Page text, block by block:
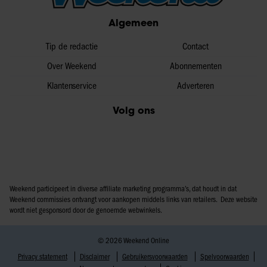
partners kunnen deze gegevens combineren met andere
informatie die u aan ze heeft verstrekt of die ze hebben
gaat akkoord met onze cookies als u onze website blijft
gebruiken.
Algemeen
Tip de redactie
Over Weekend
Klantenservice
Contact
Abonnementen
Adverteren
Volg ons
Weekend participeert in diverse affiliate marketing programma’s, dat houdt in dat
Weekend commissies ontvangt voor aankopen middels links van retailers. Deze website
wordt niet gesponsord door de genoemde webwinkels.
© 2026 Weekend Online
Privacy statement
Disclaimer Gebruikersvoorwaarden
Spelvoorwaarden